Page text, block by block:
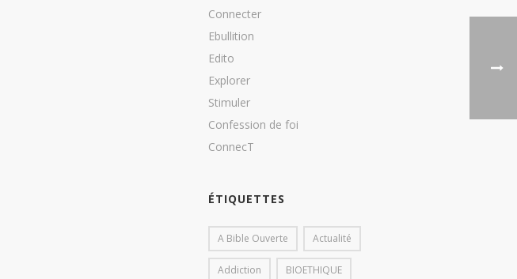
Connecter
Ebullition
Edito
Explorer
Stimuler
Confession de foi
ConnecT
ÉTIQUETTES
A Bible Ouverte Actualité
Addiction BIOETHIQUE